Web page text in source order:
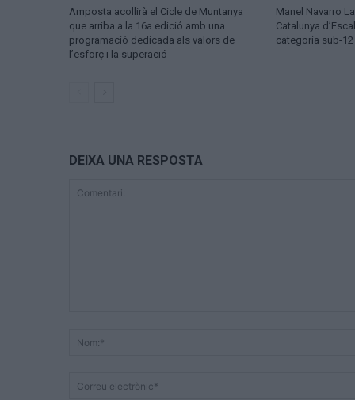
Amposta acollirà el Cicle de Muntanya
que arriba a la 16a edició amb una
programació dedicada als valors de
l’esforç i la superació
Manel Navarro
Catalunya
categoria sub-12
DEIXA UNA RESPOSTA